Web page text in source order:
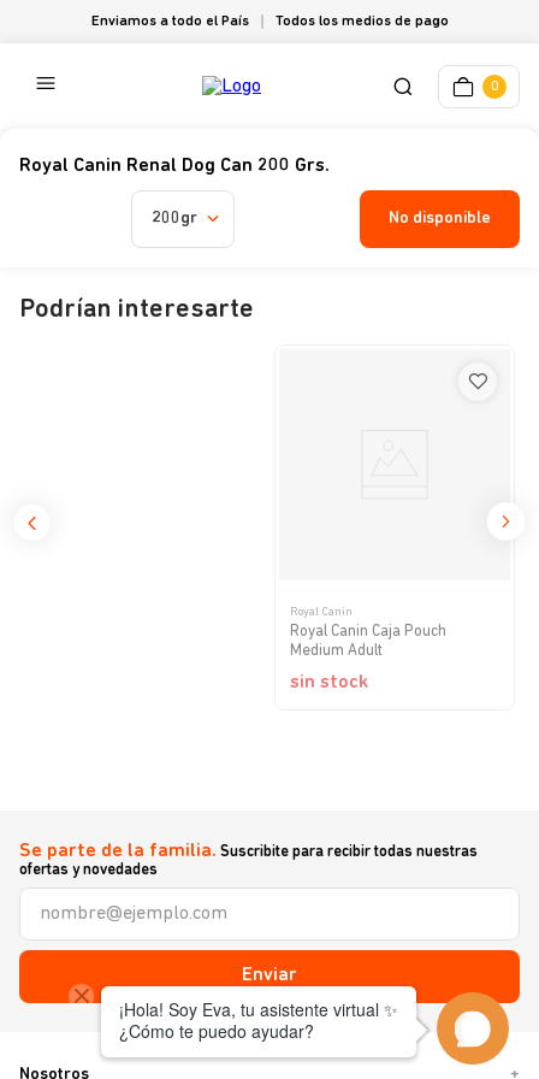
Enviamos a todo el País Todos los medios de pago
0
Royal Canin Renal Dog Can 200 Grs.
200gr No disponible
Podrían interesarte
Royal Canin
Royal Canin Caja Pouch
Medium Adult
sin stock
Se parte de la familia. Suscribite para recibir todas nuestras
ofertas y novedades
Enviar
Nosotros +